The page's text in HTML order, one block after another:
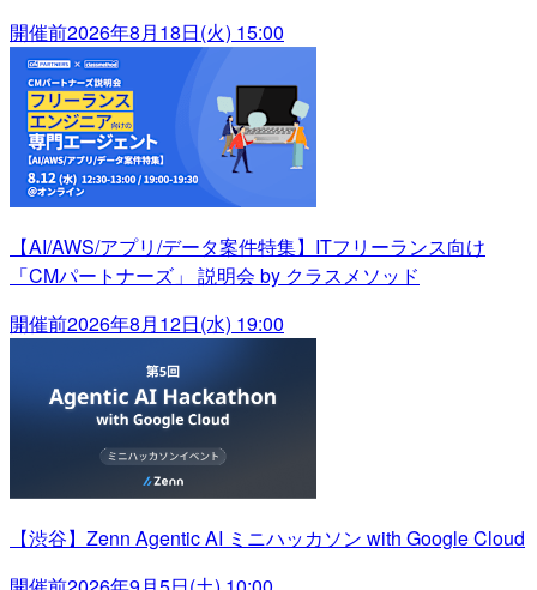
開催前2026年8月18日(火) 15:00
【AI/AWS/アプリ/データ案件特集】ITフリーランス向け
「CMパートナーズ」 説明会 by クラスメソッド
開催前2026年8月12日(水) 19:00
【渋谷】Zenn Agentic AI ミニハッカソン with Google Cloud